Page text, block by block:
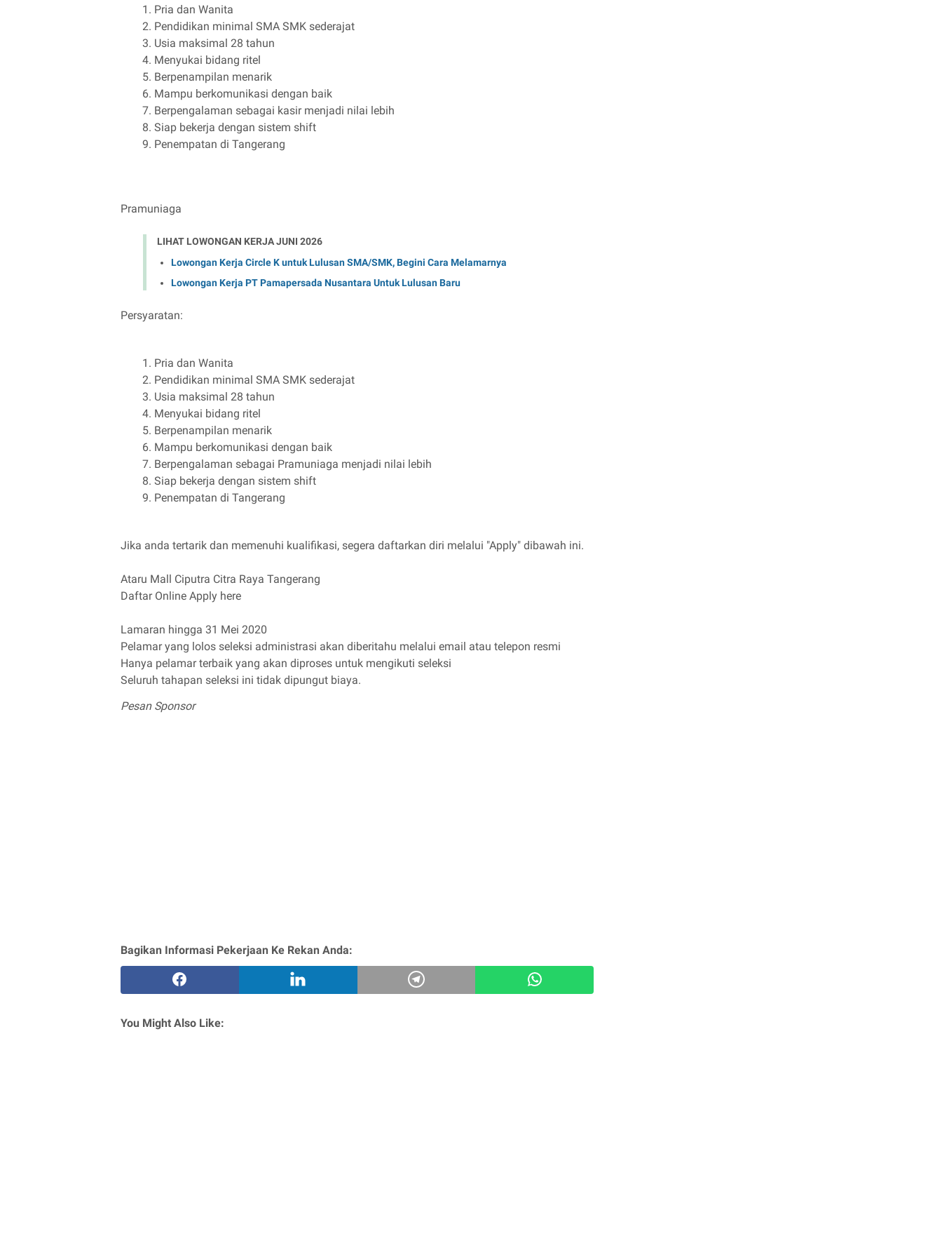
Pria dan Wanita
Pendidikan minimal SMA SMK sederajat
Usia maksimal 28 tahun
Menyukai bidang ritel
Berpenampilan menarik
Mampu berkomunikasi dengan baik
Berpengalaman sebagai kasir menjadi nilai lebih
Siap bekerja dengan sistem shift
Penempatan di Tangerang
Pramuniaga
LIHAT LOWONGAN KERJA JUNI 2026
Lowongan Kerja Circle K untuk Lulusan SMA/SMK, Begini Cara Melamarnya
Lowongan Kerja PT Pamapersada Nusantara Untuk Lulusan Baru
Persyaratan:
Pria dan Wanita
Pendidikan minimal SMA SMK sederajat
Usia maksimal 28 tahun
Menyukai bidang ritel
Berpenampilan menarik
Mampu berkomunikasi dengan baik
Berpengalaman sebagai Pramuniaga menjadi nilai lebih
Siap bekerja dengan sistem shift
Penempatan di Tangerang
Jika anda tertarik dan memenuhi kualifikasi, segera daftarkan diri melalui "Apply" dibawah ini.
Ataru Mall Ciputra Citra Raya Tangerang
Daftar Online Apply here
Lamaran hingga 31 Mei 2020
Pelamar yang lolos seleksi administrasi akan diberitahu melalui email atau telepon resmi
Hanya pelamar terbaik yang akan diproses untuk mengikuti seleksi
Seluruh tahapan seleksi ini tidak dipungut biaya.
Pesan Sponsor
Bagikan Informasi Pekerjaan Ke Rekan Anda:
You Might Also Like: